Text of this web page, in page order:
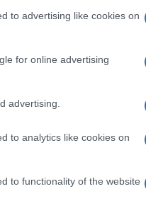
to advertising like cookies on
for online advertising
advertising.
to analytics like cookies on
to functionality of the website
Samsung Galaxy S26